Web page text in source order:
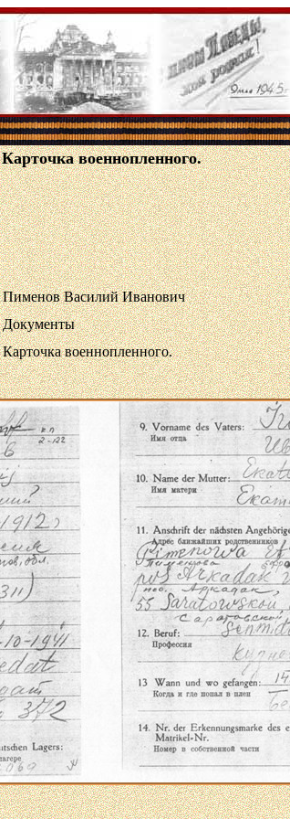
Карточка военнопленного.
Пименов Василий Иванович
Документы
Карточка военнопленного.